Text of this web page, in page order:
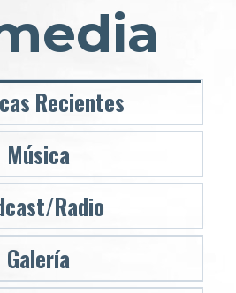
Recientes
Música
Radio
Galería